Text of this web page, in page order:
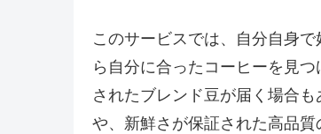
このサービスでは、自分自身
ら自分に合ったコーヒーを見
されたブレンド豆が届く場合
や、新鮮さが保証された高品質